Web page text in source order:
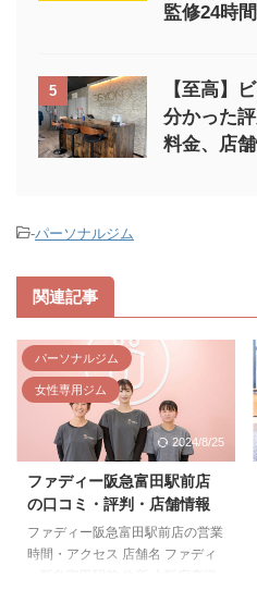
監修24時
5
【至高】
分かった
料金、店
-パーソナルジム
関連記事
パーソナルジム
女性専用ジム
2024/8/25
ファディー阪急富田駅前店
の口コミ・評判・店舗情報
ファディー阪急富田駅前店の営業
時間・アクセス 店舗名 ファディ